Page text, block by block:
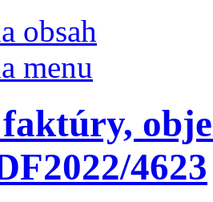
obsah
menu
4623